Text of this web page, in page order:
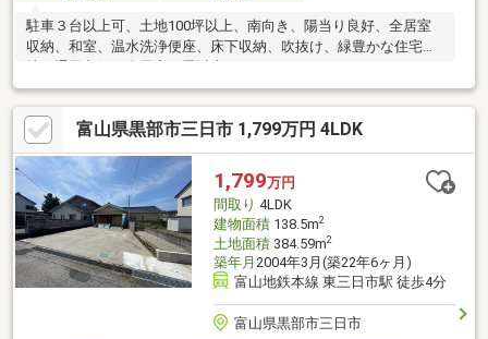
駐車３台以上可、土地100坪以上、南向き、陽当り良好、全居室
収納、和室、温水洗浄便座、床下収納、吹抜け、緑豊かな住宅
富山県黒部市三日市 1,799万円 4LDK
1,799万円
間取り 4LDK
建物面積138.5m2
土地面積384.59m2
築年月 2004年3月(築22年6ヶ月)
富山地鉄本線 東三日市駅 徒歩4分
富山県黒部市三日市